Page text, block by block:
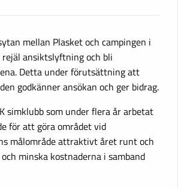
mellan Plasket och campingen i
rejäl ansiktslyftning och bli
Detta under förutsättning att
godkänner ansökan och ger bidrag.
simklubb som under flera år arbetat
för att göra området vid
målområde attraktivt året runt och
minska kostnaderna i samband